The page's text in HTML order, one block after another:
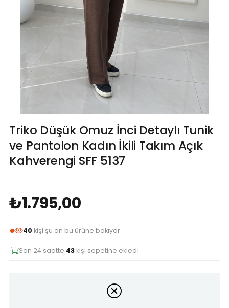
Triko Düşük Omuz İnci Detaylı Tunik
ve Pantolon Kadın İkili Takım Açık
Kahverengi SFF 5137
₺1.795,00
40 kişi şu an bu ürüne bakıyor
Son 24 saatte 43 kişi sepetine ekledi